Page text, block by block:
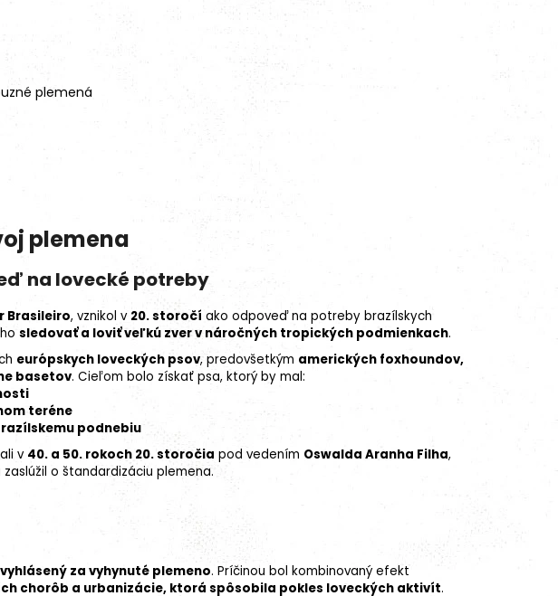
plemená
plemena
na lovecké potreby
Brasileiro, vznikol v 20. storočí ako odpoveď na potreby brazílskych
sledovať a loviť veľkú zver v náročných tropických podmienkach.
európskych loveckých psov, predovšetkým amerických foxhoundov,
basetov. Cieľom bolo získať psa, ktorý by mal:
teréne
podnebiu
v 40. a 50. rokoch 20. storočia pod vedením Oswalda Aranha Filha,
o štandardizáciu plemena.
za vyhynuté plemeno. Príčinou bol kombinovaný efekt
chorôb a urbanizácie, ktorá spôsobila pokles loveckých aktivít.